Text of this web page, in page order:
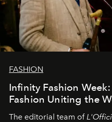
FASHION
Infinity Fashion
Fashion Uniting the
The editorial team of